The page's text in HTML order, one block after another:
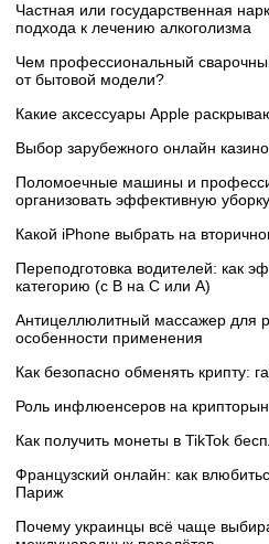
Частная или государственная
подхода к лечению алкоголизма
Чем профессиональный
от бытовой модели?
Какие аксессуары Apple
Выбор зарубежного онлайн
Поломоечные машины и
организовать эффективную
Какой iPhone выбрать на
Переподготовка водителей: как
категорию (с B на C или А)
Антицеллюлитный массажер для
особенности применения
Как безопасно обменять крипту:
Роль инфлюенсеров на
Как получить монеты в TikTok
Французский онлайн: как
Париж
Почему украинцы всё чаще